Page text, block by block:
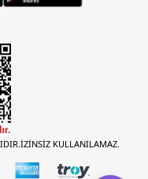
KULLANILAMAZ.